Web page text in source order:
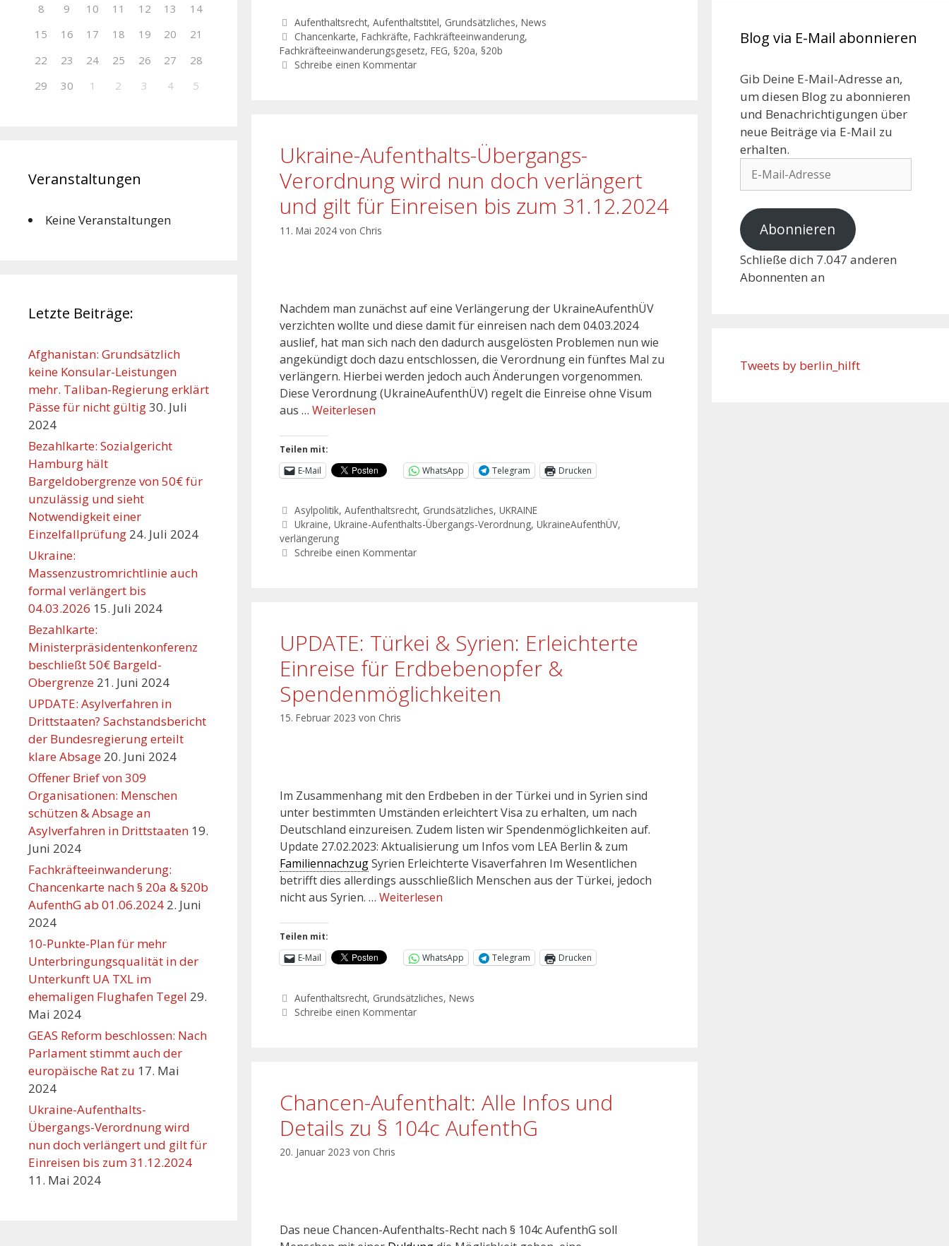
Aufenthaltsrecht,Aufenthaltstitel, Grundsätzliches,News
Chancenkarte,Fachkräfte,Fachkräfteeinwanderung,
Fachkräfteeinwanderungsgesetz, FEG, §20a, §20b
Schreibe einen Kommentar
Ukraine-Aufenthalts-Übergangs-
Verordnung wird nun doch verlängert
und gilt für Einreisen bis zum 31.12.2024
11. Mai 2024 von Chris
Nachdem man zunächst auf eine Verlängerung der UkraineAufenthÜV
verzichten wollte und diese damit für einreisen nach dem 04.03.2024
auslief, hat man sich nach den dadurch ausgelösten Problemen nun wie
angekündigt doch dazu entschlossen, die Verordnung ein fünftes Mal zu
verlängern. Hierbei werden jedoch auch Änderungen vorgenommen.
Diese Verordnung (UkraineAufenthÜV) regelt die Einreise ohne Visum
aus … Weiterlesen
Teilen mit:
E-Mail
WhatsApp Telegram Drucken
Asylpolitik,Aufenthaltsrecht, Grundsätzliches,UKRAINE
Ukraine,Ukraine-Aufenthalts-Übergangs-Verordnung,UkraineAufenthÜV,
verlängerung
Schreibe einen Kommentar
UPDATE: Türkei & Syrien: Erleichterte
Einreise für Erdbebenopfer &
Spendenmöglichkeiten
15. Februar 2023 von Chris
Im Zusammenhang mit den Erdbeben in der Türkei und in Syrien sind
unter bestimmten Umständen erleichtert Visa zu erhalten, um nach
Deutschland einzureisen. Zudem listen wir Spendenmöglichkeiten auf.
Update 27.02.2023: Aktualisierung um Infos vom LEA Berlin & zum
FamiliennachzugSyrien Erleichterte Visaverfahren Im Wesentlichen
betrifft dies allerdings ausschließlich Menschen aus der Türkei, jedoch
nicht aus Syrien. … Weiterlesen
Teilen mit:
E-Mail
WhatsApp Telegram Drucken
Aufenthaltsrecht, Grundsätzliches,News
Schreibe einen Kommentar
Chancen-Aufenthalt: Alle Infos und
Details zu § 104c AufenthG
20. Januar 2023 von Chris
Das neue Chancen-Aufenthalts-Recht nach § 104c AufenthG soll
8
9 10 11 12 13
14
15
16 17 18 19 20
21
22
23 24 25 26 27
28
29
30 1 2 3 4 5
Veranstaltungen
Keine Veranstaltungen
Letzte Beiträge:
Afghanistan: Grundsätzlich
keine Konsular-Leistungen
mehr. Taliban-Regierung erklärt
Pässe für nicht gültig30. Juli
2024
Bezahlkarte: Sozialgericht
Hamburg hält
Bargeldobergrenze von 50€ für
unzulässig und sieht
Notwendigkeit einer
Einzelfallprüfung 24. Juli 2024
Ukraine:
Massenzustromrichtlinie auch
formal verlängert bis
04.03.2026 15. Juli 2024
Bezahlkarte:
Ministerpräsidentenkonferenz
beschließt 50€ Bargeld-
Obergrenze 21. Juni 2024
UPDATE: Asylverfahren in
Drittstaaten? Sachstandsbericht
der Bundesregierung erteilt
klare Absage 20. Juni 2024
Offener Brief von 309
Organisationen: Menschen
schützen & Absage an
Asylverfahren in Drittstaaten 19.
Juni 2024
Fachkräfteeinwanderung:
Chancenkarte nach § 20a & §20b
AufenthG ab 01.06.2024 2. Juni
2024
10-Punkte-Plan für mehr
Unterbringungsqualität in der
Unterkunft UA TXL im
ehemaligen Flughafen Tegel 29.
Mai 2024
GEAS Reform beschlossen: Nach
Parlament stimmt auch der
europäische Rat zu 17. Mai
2024
Ukraine-Aufenthalts-
Übergangs-Verordnung wird
nun doch verlängert und gilt für
Einreisen bis zum 31.12.2024
11. Mai 2024
Blog via E-Mail abonnieren
Gib Deine E-Mail-Adresse an,
um diesen Blog zu abonnieren
und Benachrichtigungen über
neue Beiträge via E-Mail zu
erhalten.
Abonnieren
Schließe dich 7.047 anderen
Abonnenten an
Tweets by berlin_hilft